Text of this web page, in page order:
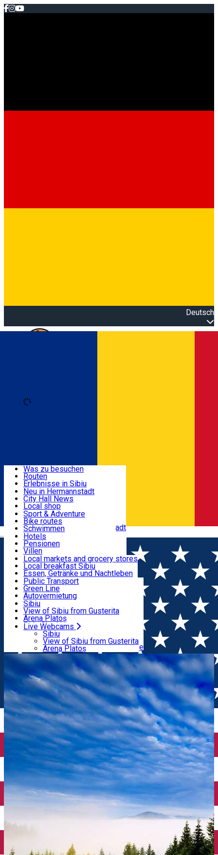
Deutsch
Română
Nützliche informationen
Aktivitäten & Abenteuer
Unterkunft
Essen, Getränke & Nachtleben
Transport & Parken
Live Webcams
Was zu besuchen
Routen
Erlebnisse in Sibiu
Podcast
Kultur
Museen
Kirchen
Parks, Zoo
Im Umkreis von Hermannstadt
Neu in Hermannstadt
City Hall News
Local shop
Sibiu Handwerker
Sibiul Verde
Public services
Bildung
Wie komme ich nach Sibiu?
Touristeninfo
Reiseführer
Guided tours
Local publication
Schönheitssalon
Sport & Adventure
Bike routes
Schwimmen
Reiten
Fitnessstudio
Loc de joacă indoor
Loc de joacă outdoor
Ski
Eislaufen
Yoga
Hotels
Pensionen
Villen
Hostels
Motels
Camping
Zimmer zu vermieten
Wohnungen
Unterkunft außerhalb von Sibiu
Local markets and grocery stores
Local breakfast Sibiu
Essen, Getränke und Nachtleben
Pizza
Fast Food
Kaffeestube
Konditorei
Pub, Bar
Nachtclubs
Bäckerei
Public Transport
Green Line
Autovermietung
Fahrad verleih
Scooter rentals
Taxi
Ride Sharing
Park-Tickets
Parkplätze
Ladestationen für Elektrofahrzeuge
Sibiu
View of Sibiu from Gusterita
Arena Platoș
Live Webcams
Sibiu
View of Sibiu from Gusterita
Arena Platoș
Home Tourism Agency incoming Sibiu
Carpathian
Travel Center